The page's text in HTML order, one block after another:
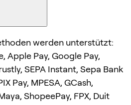
werden unterstützt:
Apple Pay, Google Pay,
SEPA Instant, Sepa Bank
Pay, MPESA, GCash,
ShopeePay, FPX, Duit